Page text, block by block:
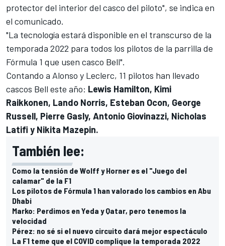
protector del interior del casco del piloto", se indica en
el comunicado.
"La tecnología estará disponible en el transcurso de la
temporada 2022 para todos los pilotos de la parrilla de
Fórmula 1 que usen casco Bell".
Contando a Alonso y Leclerc, 11 pilotos han llevado
cascos Bell este año: Lewis Hamilton, Kimi
Raikkonen, Lando Norris, Esteban Ocon, George
Russell, Pierre Gasly, Antonio Giovinazzi, Nicholas
Latifi y Nikita Mazepin.
También lee:
Como la tensión de Wolff y Horner es el "Juego del
calamar" de la F1
Los pilotos de Fórmula 1 han valorado los cambios en Abu
Dhabi
Marko: Perdimos en Yeda y Qatar, pero tenemos la
velocidad
Pérez: no sé si el nuevo circuito dará mejor espectáculo
La F1 teme que el COVID complique la temporada 2022